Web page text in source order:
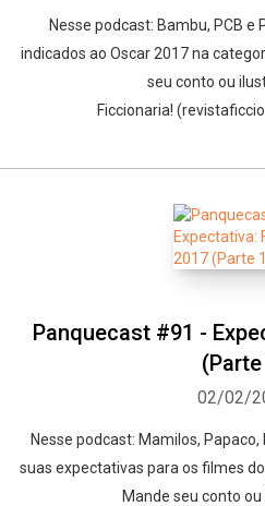
Nesse podcast: Bambu, PCB
indicados ao Oscar 2017 na
seu conto ou
Ficcionaria!
Panquecast #91 -
02/02/
Nesse podcast: Mamilos,
suas expectativas para os filmes
Mande seu conto